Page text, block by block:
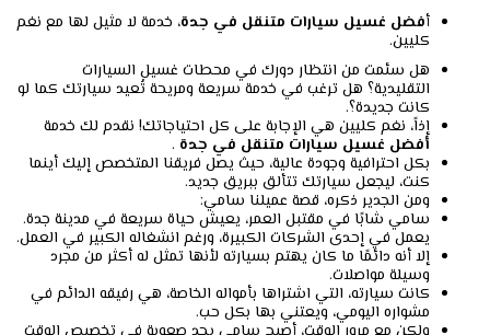
أفضل غسيل سيارات متنقل في جدة، خدمة لا مثيل لها مع نغم
كليين.
هل سئمت من انتظار دورك في محطات غسيل السيارات
التقليدية؟ هل ترغب في خدمة سريعة ومريحة تُعيد سيارتك كما لو
كانت جديدة؟.
إذاً، نغم كليين هي الإجابة على كل احتياجاتك! نقدم لك خدمة
أفضل غسيل سيارات متنقل في جدة .
بكل احترافية وجودة عالية، حيث يصل فريقنا المتخصص إليك أينما
كنت، ليجعل سيارتك تتألق ببريق جديد.
ومن الجدير ذكره، قصة عميلنا سامي:
سامي شابًا في مقتبل العمر، يعيش حياة سريعة في مدينة جدة.
يعمل في إحدى الشركات الكبيرة، ورغم انشغاله الكبير في العمل.
إلا أنه دائمًا ما كان يهتم بسيارته لأنها تمثل له أكثر من مجرد
وسيلة مواصلات.
كانت سيارته، التي اشتراها بأمواله الخاصة، هي رفيقه الدائم في
مشواره اليومي، ويعتني بها بكل حب.